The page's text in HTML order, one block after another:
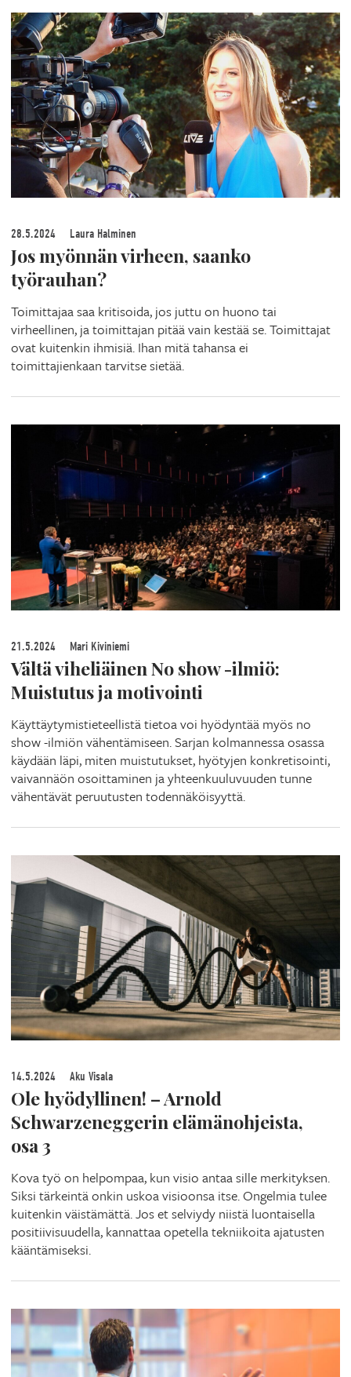
28.5.2024 Laura Halminen
Jos myönnän virheen, saanko
työrauhan?
Toimittajaa saa kritisoida, jos juttu on huono tai
virheellinen, ja toimittajan pitää vain kestää se. Toimittajat
ovat kuitenkin ihmisiä. Ihan mitä tahansa ei
toimittajienkaan tarvitse sietää.
21.5.2024 Mari Kiviniemi
Vältä viheliäinen No show -ilmiö:
Muistutus ja motivointi
Käyttäytymistieteellistä tietoa voi hyödyntää myös no
show -ilmiön vähentämiseen. Sarjan kolmannessa osassa
käydään läpi, miten muistutukset, hyötyjen konkretisointi,
vaivannäön osoittaminen ja yhteenkuuluvuuden tunne
vähentävät peruutusten todennäköisyyttä.
14.5.2024 Aku Visala
Ole hyödyllinen! – Arnold
Schwarzeneggerin elämänohjeista,
osa 3
Kova työ on helpompaa, kun visio antaa sille merkityksen.
Siksi tärkeintä onkin uskoa visioonsa itse. Ongelmia tulee
kuitenkin väistämättä. Jos et selviydy niistä luontaisella
positiivisuudella, kannattaa opetella tekniikoita ajatusten
kääntämiseksi.